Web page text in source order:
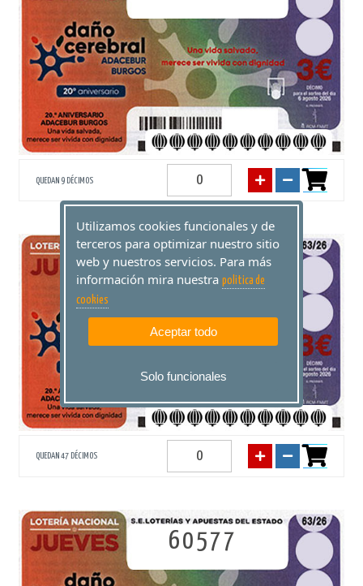
QUEDAN 9 DÉCIMOS
55404
QUEDAN 47 DÉCIMOS
60577
Utilizamos cookies funcionales y de
terceros para optimizar nuestro sitio
web y nuestros servicios. Para más
información mira nuestra politica de
cookies
Aceptar todo
Solo funcionales